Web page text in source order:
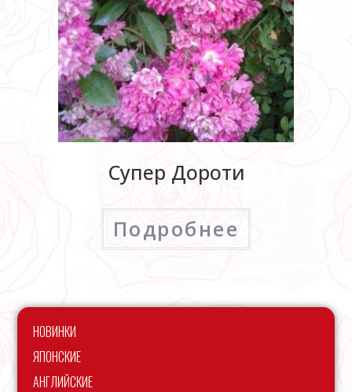
Супер Дороти
Подробнее
НОВИНКИ
ЯПОНСКИЕ
АНГЛИЙСКИЕ